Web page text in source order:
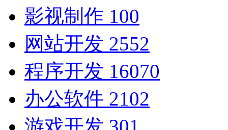
影视制作 100
网站开发 2552
程序开发 16070
办公软件 2102